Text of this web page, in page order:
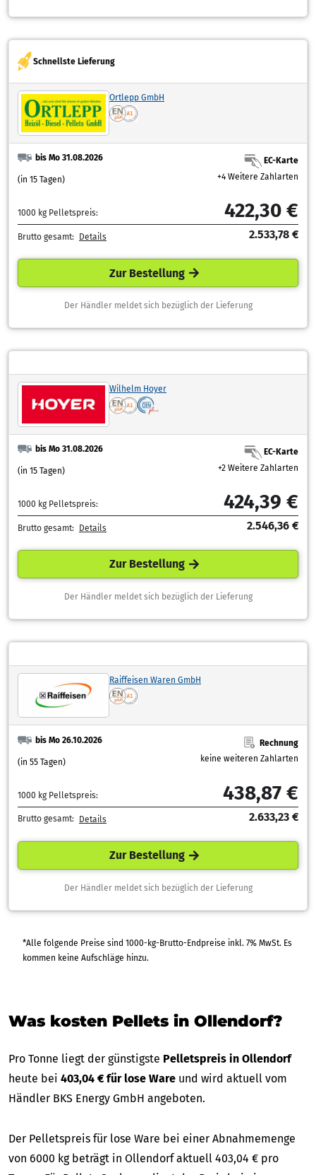
Schnellste Lieferung
Ortlepp GmbH
bis Mo 31.08.2026
(in 15 Tagen)
EC-Karte
+4 Weitere Zahlarten
1000 kg Pelletspreis: 422,30 €
Brutto gesamt: Details 2.533,78 €
Zur Bestellung
Der Händler meldet sich bezüglich der Lieferung
Wilhelm Hoyer
bis Mo 31.08.2026
(in 15 Tagen)
EC-Karte
+2 Weitere Zahlarten
1000 kg Pelletspreis: 424,39 €
Brutto gesamt: Details 2.546,36 €
Zur Bestellung
Der Händler meldet sich bezüglich der Lieferung
Raiffeisen Waren GmbH
bis Mo 26.10.2026
(in 55 Tagen)
Rechnung
keine weiteren Zahlarten
1000 kg Pelletspreis: 438,87 €
Brutto gesamt: Details 2.633,23 €
Zur Bestellung
Der Händler meldet sich bezüglich der Lieferung
*Alle folgende Preise sind 1000-kg-Brutto-Endpreise inkl. 7% MwSt. Es
kommen keine Aufschläge hinzu.
Was kosten Pellets in Ollendorf?
Pro Tonne liegt der günstigste Pelletspreis in Ollendorf
heute bei 403,04 € für lose Ware und wird aktuell vom
Händler BKS Energy GmbH angeboten.
Der Pelletspreis für lose Ware bei einer Abnahmemenge
von 6000 kg beträgt in Ollendorf aktuell 403,04 € pro